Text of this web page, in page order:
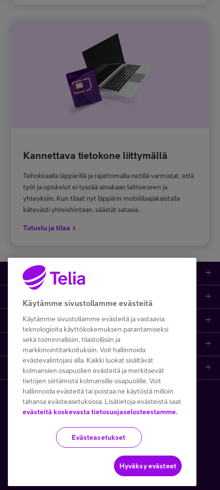
Kannettava tietokone liittymällä
Tehokkaalla läppärillä ja rajattomalla netillä varmistat, että
työt ja opiskelut ei tyssää ainakaan laitteeseen ja
yhteyksiin. Kun tilaat nyt läppärin mobiililaajakaistalla
kätevästi yhteishintaan, säästät satasia.
Tutustu ja tilaa
Kauppa
Puhelinliittymät
Mobiililaajakaista
Kodin laajakaista
Prepaid-liittymät
MTV Katsomo
Tarjoukset
iPhone 17
Samsung S26
Viaplay
Suoratoistopalvelut
Asiakastuki netissä
Etsi apua ja ohjeita
Tilauksen peruuttaminen
Opi ja inspiroidu
Ota yhteyttä
Asiakaspalvelun yhteystiedot
Asioi kirjautuneena
Etsi Telia Kauppa
Yhteystiedot yrityksille
Telia Finland
Telia yrityksenä
Medialle
Avoimet työpaikat
Copyright Telia Company 2026 Tietosuoja ja -turva
Käyttöehdot Evästeiden käyttö
Toimitusehdot ja palvelukuvaukset
Käytämme tällä verkkosivustolla Google reCAPTCHAa
Käytämme sivustollamme evästeitä
Käytämme sivustollamme evästeitä ja vastaavia
teknologioita käyttökokemuksen parantamiseksi
sekä toiminnallisiin, tilastollisiin ja
markkinointitarkoituksiin. Voit hallinnoida
evästevalintojasi alla. Kaikki luokat sisältävät
kolmansien osapuolien evästeitä ja merkitsevät
tietojen siirtämistä kolmansille osapuolille. Voit
hallinnoida evästeitä tai poistaa ne käytöstä milloin
tahansa evästeasetuksissa. Lisätietoja evästeistä saat
evästeitä koskevasta tietosuojaselosteestamme.
Evästeasetukset
Hyväksy evästeet